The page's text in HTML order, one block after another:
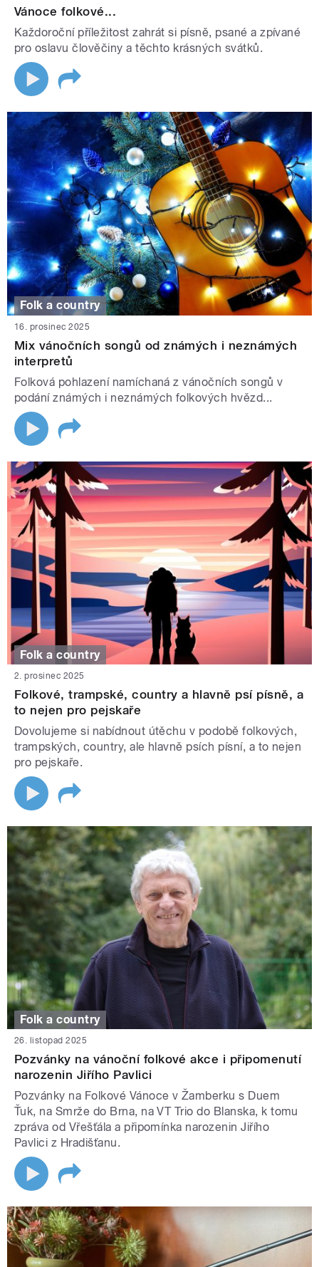
Vánoce folkové...
Každoroční příležitost zahrát si písně, psané a zpívané
pro oslavu člověčiny a těchto krásných svátků.
Folk a country
16. prosinec 2025
Mix vánočních songů od známých i neznámých
interpretů
Folková pohlazení namíchaná z vánočních songů v
podání známých i neznámých folkových hvězd...
Folk a country
2. prosinec 2025
Folkové, trampské, country a hlavně psí písně, a
to nejen pro pejskaře
Dovolujeme si nabídnout útěchu v podobě folkových,
trampských, country, ale hlavně psích písní, a to nejen
pro pejskaře.
Folk a country
26. listopad 2025
Pozvánky na vánoční folkové akce i připomenutí
narozenin Jiřího Pavlici
Pozvánky na Folkové Vánoce v Žamberku s Duem
Ťuk, na Smrže do Brna, na VT Trio do Blanska, k tomu
zpráva od Vřešťála a připomínka narozenin Jiřího
Pavlici z Hradišťanu.